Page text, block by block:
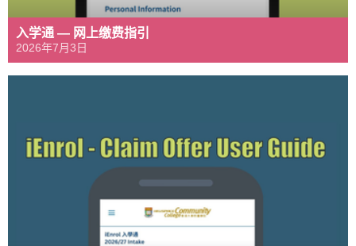
入学通 — 网上缴费指引
2026年7月3日